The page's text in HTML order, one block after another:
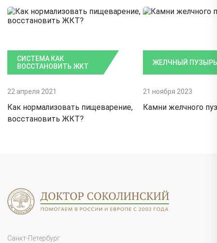
СИСТЕМА КАК
ВОССТАНОВИТЬ ЖКТ
22 апреля 2021
Как нормализовать пищеварение,
восстановить ЖКТ?
ЖЕЛЧНЫЙ ПУЗЫРЬ
21 ноября 2023
Камни желчного
Санкт-Петербург